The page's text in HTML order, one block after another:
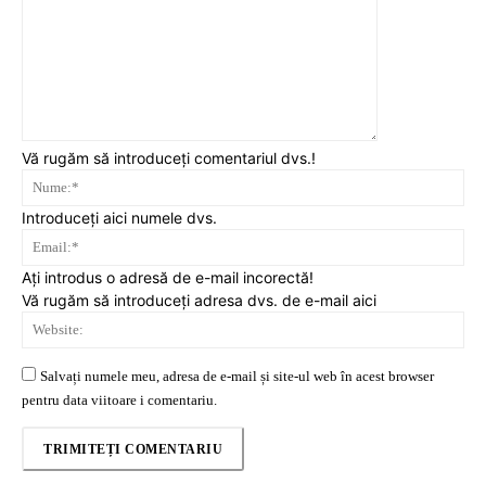
Vă rugăm să introduceți comentariul dvs.!
Introduceți aici numele dvs.
Ați introdus o adresă de e-mail incorectă!
Vă rugăm să introduceți adresa dvs. de e-mail aici
Salvați numele meu, adresa de e-mail și site-ul web în acest browser
pentru data viitoare i comentariu.